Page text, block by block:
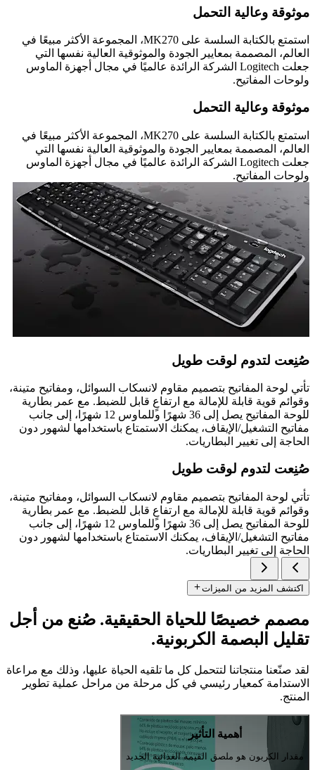
موثوقة وعالية التحمل
استمتع بالكتابة السلسة على MK270، المجموعة الأكثر مبيعًا في
العالم، المصممة بمعايير الجودة والموثوقية العالية نفسها التي
جعلت Logitech الشركة الرائدة عالميًا في مجال أجهزة الماوس
ولوحات المفاتيح.
موثوقة وعالية التحمل
استمتع بالكتابة السلسة على MK270، المجموعة الأكثر مبيعًا في
العالم، المصممة بمعايير الجودة والموثوقية العالية نفسها التي
جعلت Logitech الشركة الرائدة عالميًا في مجال أجهزة الماوس
ولوحات المفاتيح.
صُنِعت لتدوم لوقت طويل
تأتي لوحة المفاتيح بتصميم مقاوم لانسكاب السوائل، ومفاتيح متينة،
وقوائم قوية قابلة للإمالة مع ارتفاعٍ قابل للضبط. مع عمر بطارية
للوحة المفاتيح يصل إلى 36 شهرًا وللماوس 12 شهرًا، إلى جانب
مفاتيح التشغيل/الإيقاف، يمكنك الاستمتاع باستخدامها لشهور دون
الحاجة إلى تغيير البطاريات.
صُنِعت لتدوم لوقت طويل
تأتي لوحة المفاتيح بتصميم مقاوم لانسكاب السوائل، ومفاتيح متينة،
وقوائم قوية قابلة للإمالة مع ارتفاعٍ قابل للضبط. مع عمر بطارية
للوحة المفاتيح يصل إلى 36 شهرًا وللماوس 12 شهرًا، إلى جانب
مفاتيح التشغيل/الإيقاف، يمكنك الاستمتاع باستخدامها لشهور دون
الحاجة إلى تغيير البطاريات.
اكتشف المزيد من الميزات
مصمم خصيصًا للحياة الحقيقية. صُنع من أجل
تقليل البصمة الكربونية.
لقد صنّعنا منتجاتنا لتتحمل كل ما تلقيه الحياة عليها، وذلك مع مراعاة
الاستدامة كمعيار رئيسي في كل مرحلة من مراحل عملية تطوير
المنتج.
أهمية التأثير
مقدار الكربون هو ملصق القيمة الغذائية الجديد